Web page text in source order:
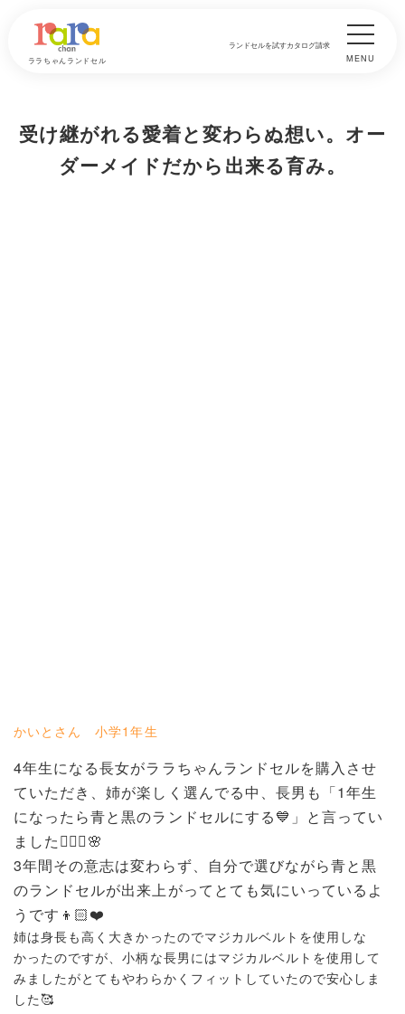
ララちゃんランドセル
ランドセルを試すカタログ請求
MENU
受け継がれる愛着と変わらぬ想い。オー
ダーメイドだから出来る育み。
かいとさん 小学1年生
4年生になる長女がララちゃんランドセルを購入させ
ていただき、姉が楽しく選んでる中、長男も「1年生
になったら青と黒のランドセルにする💙」と言ってい
ました🙆🏻‍♀️🌸
3年間その意志は変わらず、自分で選びながら青と黒
のランドセルが出来上がってとても気にいっているよ
うです👦🏻❤️
姉は身長も高く大きかったのでマジカルベルトを使用しな
かったのですが、小柄な長男にはマジカルベルトを使用して
みましたがとてもやわらかくフィットしていたので安心しま
した🥰